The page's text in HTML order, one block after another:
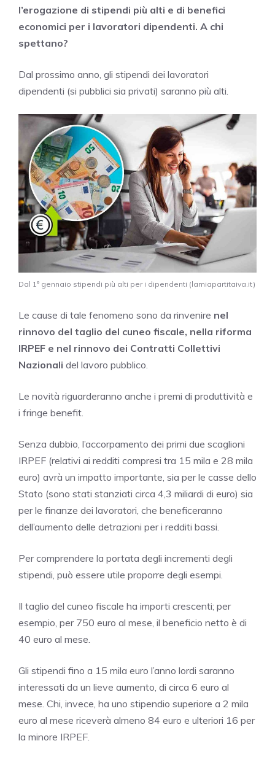
l’erogazione di stipendi più alti e di benefici
economici per i lavoratori dipendenti. A chi
spettano?
Dal prossimo anno, gli stipendi dei lavoratori
dipendenti (si pubblici sia privati) saranno più alti.
Dal 1° gennaio stipendi più alti per i dipendenti (lamiapartitaiva.it)
Le cause di tale fenomeno sono da rinvenire nel
rinnovo del taglio del cuneo fiscale, nella riforma
IRPEF e nel rinnovo dei Contratti Collettivi
Nazionali del lavoro pubblico.
Le novità riguarderanno anche i premi di produttività e
i fringe benefit.
Senza dubbio, l’accorpamento dei primi due scaglioni
IRPEF (relativi ai redditi compresi tra 15 mila e 28 mila
euro) avrà un impatto importante, sia per le casse dello
Stato (sono stati stanziati circa 4,3 miliardi di euro) sia
per le finanze dei lavoratori, che beneficeranno
dell’aumento delle detrazioni per i redditi bassi.
Per comprendere la portata degli incrementi degli
stipendi, può essere utile proporre degli esempi.
Il taglio del cuneo fiscale ha importi crescenti; per
esempio, per 750 euro al mese, il beneficio netto è di
40 euro al mese.
Gli stipendi fino a 15 mila euro l’anno lordi saranno
interessati da un lieve aumento, di circa 6 euro al
mese. Chi, invece, ha uno stipendio superiore a 2 mila
euro al mese riceverà almeno 84 euro e ulteriori 16 per
la minore IRPEF.